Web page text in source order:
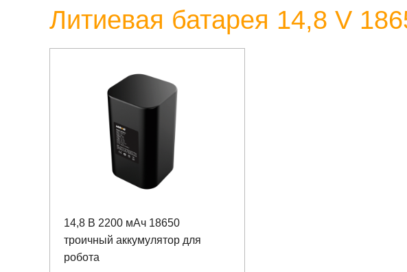
Литиевая батарея 14,8 V
14,8 В 2200 мАч 18650
троичный аккумулятор для
робота